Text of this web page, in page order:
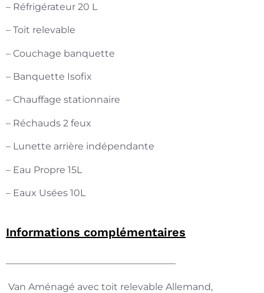
– Réfrigérateur 20 L
– Toit relevable
– Couchage banquette
– Banquette Isofix
– Chauffage stationnaire
– Réchauds 2 feux
– Lunette arrière indépendante
– Eau Propre 15L
– Eaux Usées 10L
Informations complémentaires
——————————————————
Van Aménagé avec toit relevable Allemand,